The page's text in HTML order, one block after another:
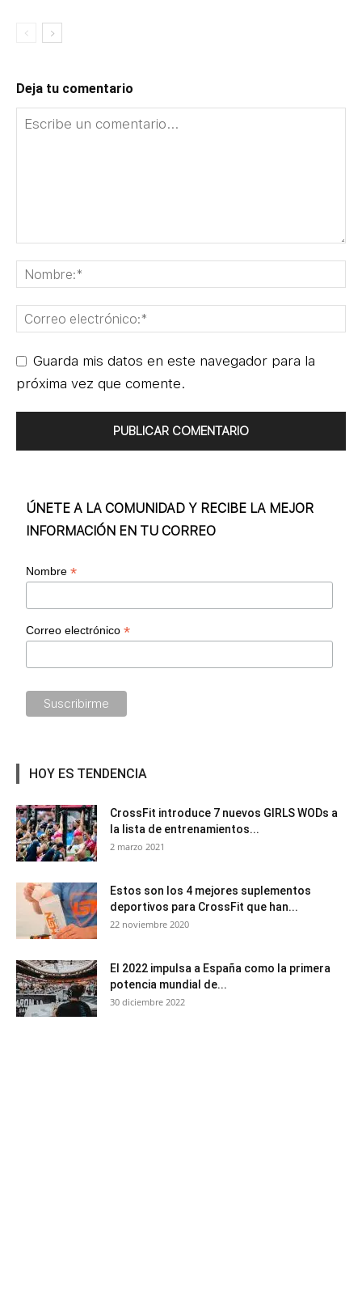
Deja tu comentario
Guarda mis datos en este navegador para la
próxima vez que comente.
ÚNETE A LA COMUNIDAD Y RECIBE LA MEJOR
INFORMACIÓN EN TU CORREO
Nombre*
Correo electrónico*
HOY ES TENDENCIA
CrossFit introduce 7 nuevos GIRLS WODs a
la lista de entrenamientos...
2 marzo 2021
Estos son los 4 mejores suplementos
deportivos para CrossFit que han...
22 noviembre 2020
El 2022 impulsa a España como la primera
potencia mundial de...
30 diciembre 2022